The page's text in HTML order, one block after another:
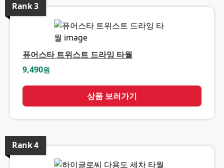
Rank3
퓨어스타 트위스트 드라잉 타월
9,490원
상품 보러가기
Rank4